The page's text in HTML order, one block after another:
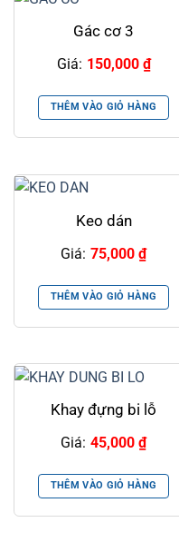
Gác cơ 3
Giá: 150,000 ₫
THÊM VÀO GIỎ HÀNG
Keo dán
Giá: 75,000 ₫
THÊM VÀO GIỎ HÀNG
Khay đựng bi lỗ
Giá: 45,000 ₫
THÊM VÀO GIỎ HÀNG